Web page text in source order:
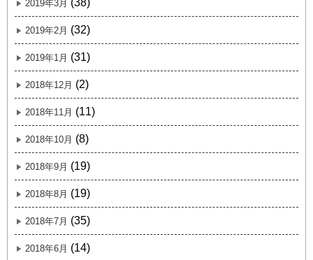
2019年3月
2019年2月 (32)
2019年1月 (31)
2018年12月 (2)
2018年11月 (11)
2018年10月 (8)
2018年9月 (19)
2018年8月 (19)
2018年7月 (35)
2018年6月 (14)